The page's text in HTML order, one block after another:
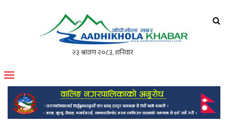
मोफसलकै लोकप्रिय अनलाइन पत्रिका